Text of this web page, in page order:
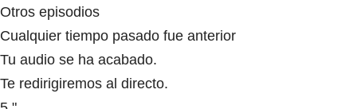
Otros episodios
Cualquier tiempo pasado fue anterior
Tu audio se ha acabado.
Te redirigiremos al directo.